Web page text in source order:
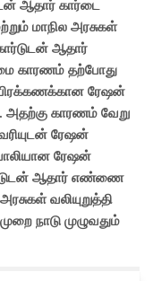
ஆதார் கார்டை
மாநில அரசுகள்
ஆதார்
காரணம் தற்போது
ரேஷன்
அதற்கு காரணம் வேறு
ரேஷன்
ரேஷன்
ஆதார் எண்ணை
வலியுறுத்தி
நாடு முழுவதும்